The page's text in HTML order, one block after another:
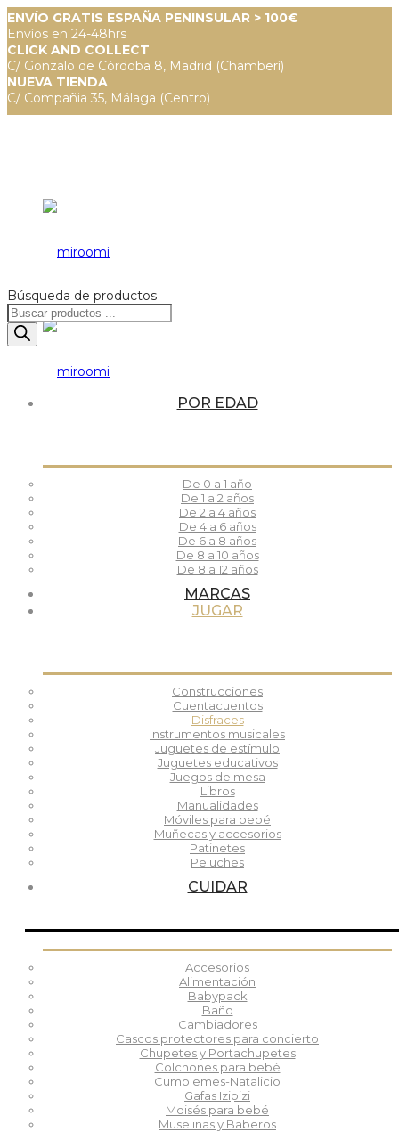
ENVÍO GRATIS ESPAÑA PENINSULAR > 100€
Envíos en 24-48hrs
CLICK AND COLLECT
C/ Gonzalo de Córdoba 8, Madrid (Chamberí)
NUEVA TIENDA
C/ Compañia 35, Málaga (Centro)
Búsqueda de productos
POR EDAD
De 0 a 1 año
De 1 a 2 años
De 2 a 4 años
De 4 a 6 años
De 6 a 8 años
De 8 a 10 años
De 8 a 12 años
MARCAS
JUGAR
Construcciones
Cuentacuentos
Disfraces
Instrumentos musicales
Juguetes de estímulo
Juguetes educativos
Juegos de mesa
Libros
Manualidades
Móviles para bebé
Muñecas y accesorios
Patinetes
Peluches
CUIDAR
Accesorios
Alimentación
Babypack
Baño
Cambiadores
Cascos protectores para concierto
Chupetes y Portachupetes
Colchones para bebé
Cumplemes-Natalicio
Gafas Izipizi
Moisés para bebé
Muselinas y Baberos